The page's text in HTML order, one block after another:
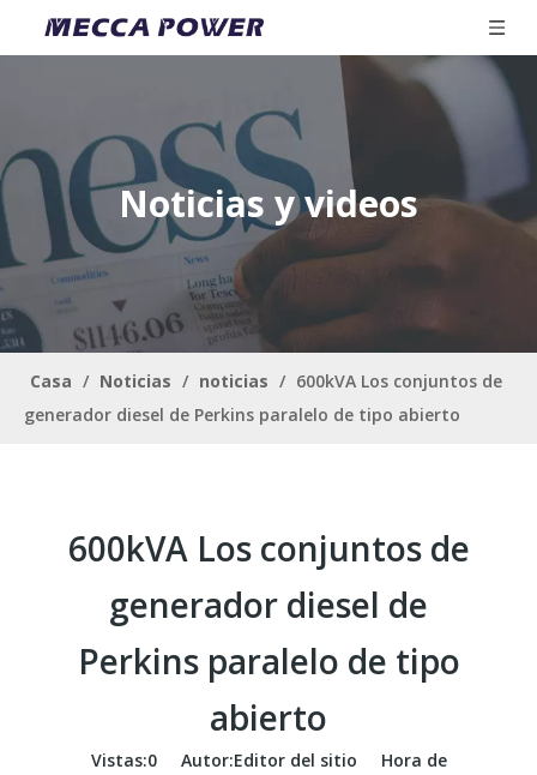
Noticias y videos
Casa / Noticias / noticias / 600kVA Los conjuntos de
generador diesel de Perkins paralelo de tipo abierto
600kVA Los conjuntos de
generador diesel de
Perkins paralelo de tipo
abierto
Vistas:0Autor:Editor del sitio Hora de